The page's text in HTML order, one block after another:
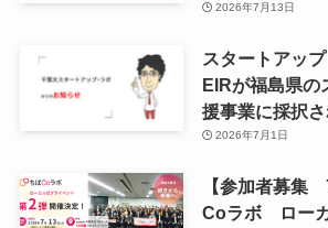
2026年7月13日
スタートアッ
EIRが福島県の
援事業に採択
2026年7月1日
【参加者募集
Coラボ ロー